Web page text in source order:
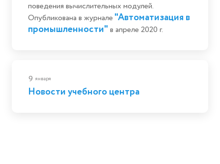
поведения вычислительных модулей.
Опубликована в журнале "Автоматизация в
промышленности" в апреле 2020 г.
9 января
Новости учебного центра